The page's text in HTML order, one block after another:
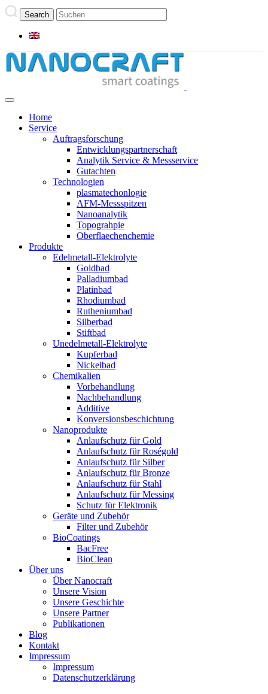
Home
Service
Auftragsforschung
Entwicklungspartnerschaft
Analytik Service & Messservice
Gutachten
Technologien
plasmatechonlogie
AFM-Messspitzen
Nanoanalytik
Topograhpie
Oberflaechenchemie
Produkte
Edelmetall-Elektrolyte
Goldbad
Palladiumbad
Platinbad
Rhodiumbad
Rutheniumbad
Silberbad
Stiftbad
Unedelmetall-Elektrolyte
Kupferbad
Nickelbad
Chemikalien
Vorbehandlung
Nachbehandlung
Additive
Konversionsbeschichtung
Nanoprodukte
Anlaufschutz für Gold
Anlaufschutz für Roségold
Anlaufschutz für Silber
Anlaufschutz für Bronze
Anlaufschutz für Stahl
Anlaufschutz für Messing
Schutz für Elektronik
Geräte und Zubehör
Filter und Zubehör
BioCoatings
BacFree
BioClean
Über uns
Über Nanocraft
Unsere Vision
Unsere Geschichte
Unsere Partner
Publikationen
Blog
Kontakt
Impressum
Impressum
Datenschutzerklärung